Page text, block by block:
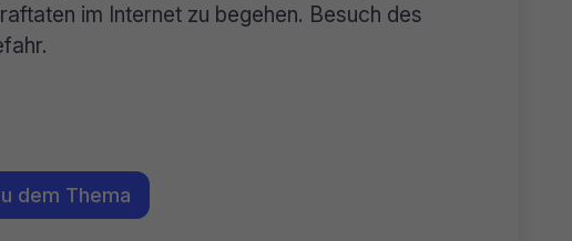
im Internet zu begehen. Besuch des
dem Thema